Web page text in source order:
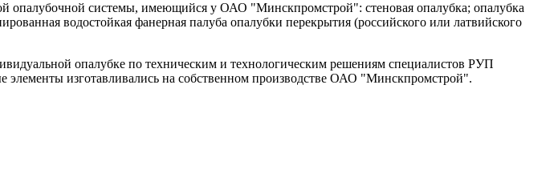
опалубочной системы, имеющийся у ОАО "Минскпромстрой": стеновая опалубка; опалубка
водостойкая фанерная палуба опалубки перекрытия (российского или латвийского
опалубке по техническим и технологическим решениям специалистов РУП
изготавливались на собственном производстве ОАО "Минскпромстрой".